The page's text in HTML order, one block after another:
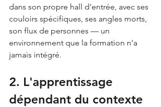
dans son propre hall d'entrée, avec ses
couloirs spécifiques, ses angles morts,
son flux de personnes — un
environnement que la formation n'a
jamais intégré.
2. L'apprentissage
dépendant du contexte